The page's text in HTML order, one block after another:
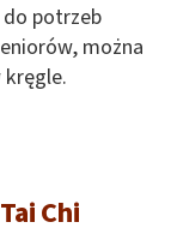
potrzeb
można
Chi